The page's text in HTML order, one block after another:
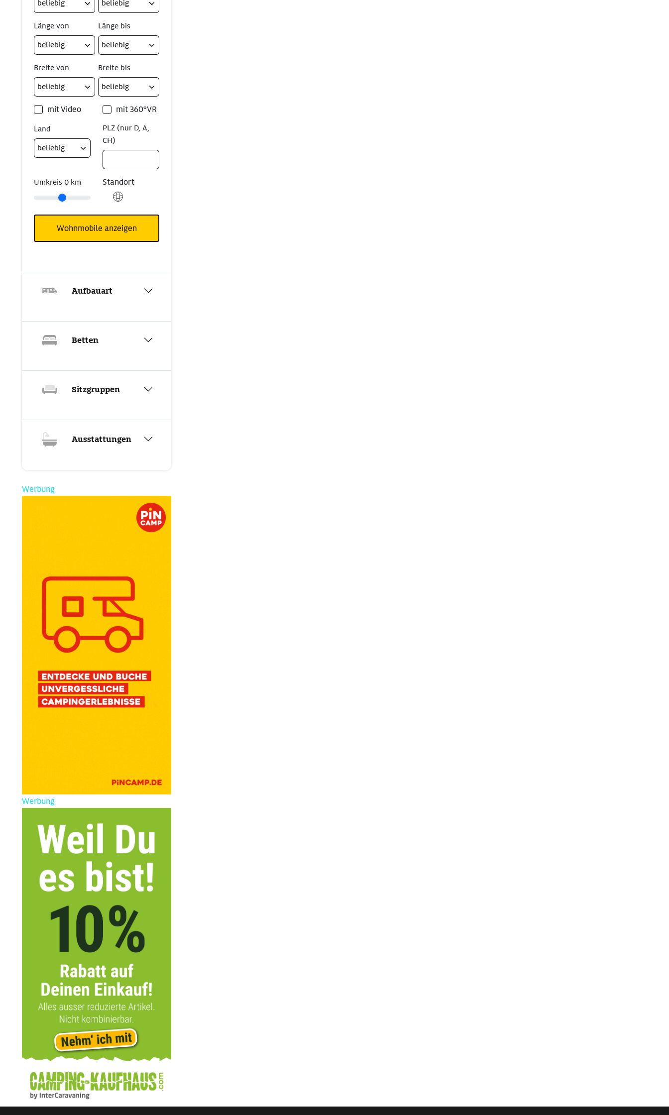
Länge von Länge bis
Breite von Breite bis
mit Video mit 360°VR
Land
PLZ (nur D, A,
CH)
Umkreis 0 km Standort
Wohnmobile anzeigen
Aufbauart
Betten
Sitzgruppen
Ausstattungen
Werbung
Werbung